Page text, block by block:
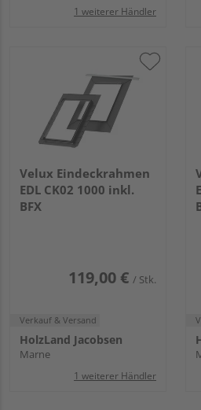
1 weiterer Händler
Velux Eindeckrahmen
EDL CK02 1000 inkl.
BFX
119,00 € / Stk.
Verkauf & Versand
HolzLand Jacobsen
Marne
1 weiterer Händler